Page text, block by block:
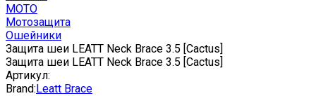
МОТО
Мотозащита
Ошейники
Защита шеи LEATT Neck Brace 3.5 [Cactus]
Защита шеи LEATT Neck Brace 3.5 [Cactus]
Артикул:
Brand:Leatt Brace